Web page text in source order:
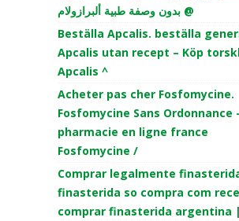
بدون وصفة طبية ألبرازولام @
Beställa Apcalis. beställa
Apcalis utan recept – Köp
Apcalis ^
Acheter pas cher Fosfomycine.
Fosfomycine Sans Ordonnance
pharmacie en ligne france
Fosfomycine /
Comprar legalmente
finasterida so compra com
comprar finasterida argentina |